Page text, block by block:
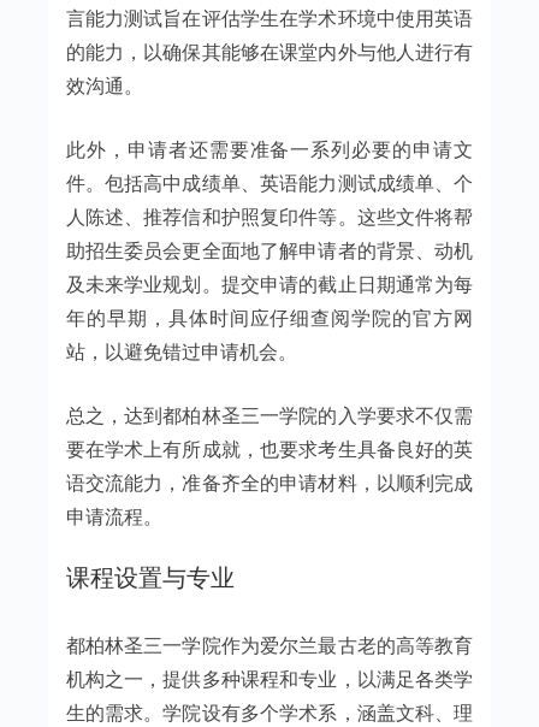
言能力测试旨在评估学生在学术环境中使用英语
的能力，以确保其能够在课堂内外与他人进行有
效沟通。
此外，申请者还需要准备一系列必要的申请文
件。包括高中成绩单、英语能力测试成绩单、个
人陈述、推荐信和护照复印件等。这些文件将帮
助招生委员会更全面地了解申请者的背景、动机
及未来学业规划。提交申请的截止日期通常为每
年的早期，具体时间应仔细查阅学院的官方网
站，以避免错过申请机会。
总之，达到都柏林圣三一学院的入学要求不仅需
要在学术上有所成就，也要求考生具备良好的英
语交流能力，准备齐全的申请材料，以顺利完成
申请流程。
课程设置与专业
都柏林圣三一学院作为爱尔兰最古老的高等教育
机构之一，提供多种课程和专业，以满足各类学
生的需求。学院设有多个学术系，涵盖文科、理